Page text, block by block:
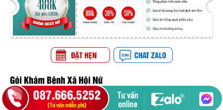
Gói Khám Bệnh Xã Hội Nữ